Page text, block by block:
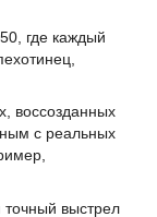
где каждый
воссозданных
с реальных
точный выстрел